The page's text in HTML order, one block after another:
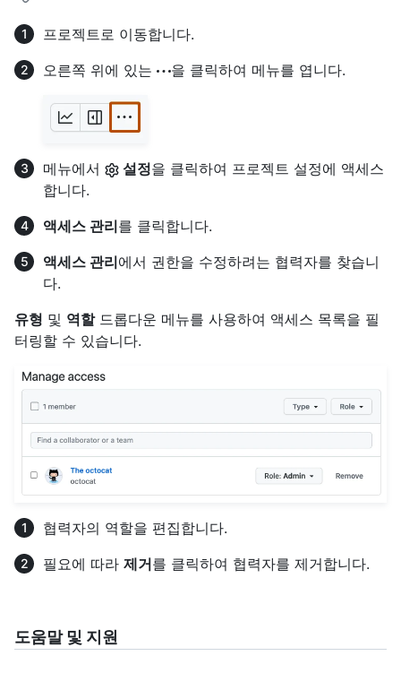
프로젝트로 이동합니다.
오른쪽 위에 있는
을 클릭하여 메뉴를 엽니다.
메뉴에서 설정을 클릭하여 프로젝트 설정에 액세스
합니다.
액세스 관리를 클릭합니다.
액세스 관리에서 권한을 수정하려는 협력자를 찾습니
다.
유형 및 역할드롭다운 메뉴를 사용하여 액세스 목록을 필
터링할 수 있습니다.
협력자의 역할을 편집합니다.
필요에 따라 제거를 클릭하여 협력자를 제거합니다.
도움말 및 지원